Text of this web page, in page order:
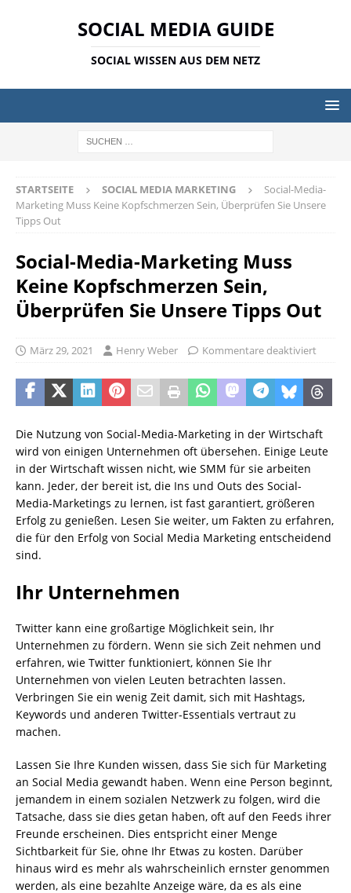
SOCIAL MEDIA GUIDE
SOCIAL WISSEN AUS DEM NETZ
STARTSEITE SOCIAL MEDIA MARKETING
Social-Media-
Marketing Muss Keine Kopfschmerzen Sein, Überprüfen Sie Unsere
Tipps Out
Social-Media-Marketing Muss
Keine Kopfschmerzen Sein,
Überprüfen Sie Unsere Tipps Out
März 29, 2021 Henry Weber Kommentare deaktiviert
Die Nutzung von Social-Media-Marketing in der Wirtschaft
wird von einigen Unternehmen oft übersehen. Einige Leute
in der Wirtschaft wissen nicht, wie SMM für sie arbeiten
kann. Jeder, der bereit ist, die Ins und Outs des Social-
Media-Marketings zu lernen, ist fast garantiert, größeren
Erfolg zu genießen. Lesen Sie weiter, um Fakten zu erfahren,
die für den Erfolg von Social Media Marketing entscheidend
sind.
Ihr Unternehmen
Twitter kann eine großartige Möglichkeit sein, Ihr
Unternehmen zu fördern. Wenn sie sich Zeit nehmen und
erfahren, wie Twitter funktioniert, können Sie Ihr
Unternehmen von vielen Leuten betrachten lassen.
Verbringen Sie ein wenig Zeit damit, sich mit Hashtags,
Keywords und anderen Twitter-Essentials vertraut zu
machen.
Lassen Sie Ihre Kunden wissen, dass Sie sich für Marketing
an Social Media gewandt haben. Wenn eine Person beginnt,
jemandem in einem sozialen Netzwerk zu folgen, wird die
Tatsache, dass sie dies getan haben, oft auf den Feeds ihrer
Freunde erscheinen. Dies entspricht einer Menge
Sichtbarkeit für Sie, ohne Ihr Etwas zu kosten. Darüber
hinaus wird es mehr als wahrscheinlich ernster genommen
werden, als eine bezahlte Anzeige wäre, da es als eine